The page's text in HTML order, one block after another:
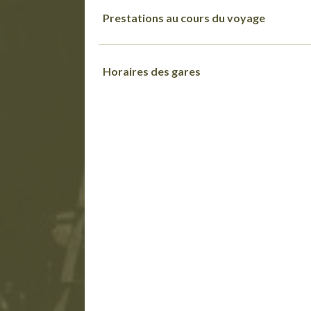
Prestations au cours du voyage
Horaires des gares